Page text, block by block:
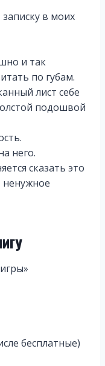
в моих
и так
по губам.
лист себе
подошвой
него.
сказать это
ненужное
бесплатные)